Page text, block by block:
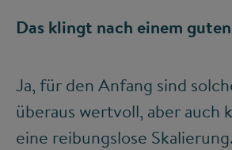
Das klingt nach einem
Ja, für den Anfang sind
überaus wertvoll, aber auch
eine reibungslose Skalierung.